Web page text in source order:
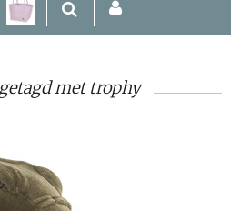
met trophy